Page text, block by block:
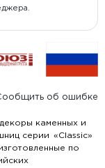
об ошибке
каменных и
серии «Classic»
по